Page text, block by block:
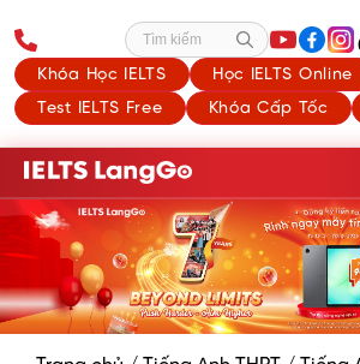
Khóa Học IELTS
Học IELTS Online
Test IELTS Free
Khóa Cấp Tốc
Tìm kiếm